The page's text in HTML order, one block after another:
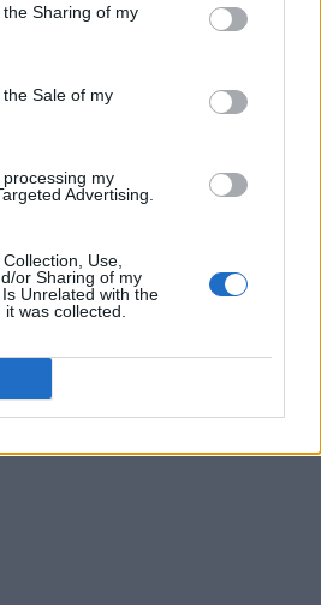
Sharing of my
Sale of my
my
Advertising.
Use,
or Sharing of my
Unrelated with the
was collected.